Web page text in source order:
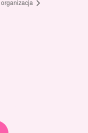
organizacja